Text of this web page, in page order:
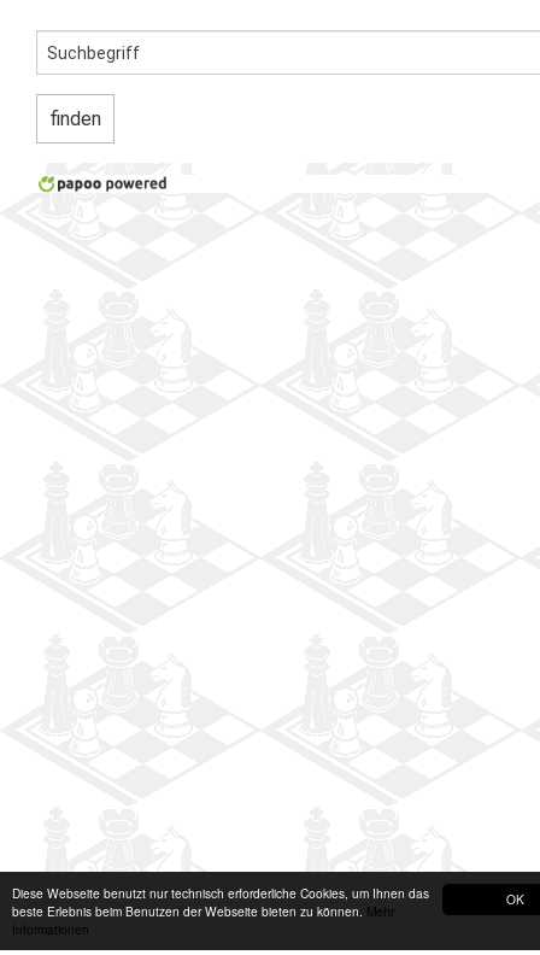
OK
Diese Webseite benutzt nur technisch erforderliche Cookies, um Ihnen das
beste Erlebnis beim Benutzen der Webseite bieten zu können. Mehr
Informationen